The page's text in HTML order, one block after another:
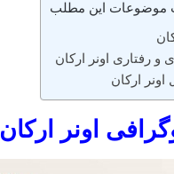
موضوعات این مطلب
رفتاری اونر ارکان
اونر ارکان
اونر ارکان